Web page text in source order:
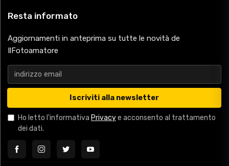
Resta informato
Aggiornamenti in anteprima su tutte le novità de
IlFotoamatore
Iscriviti alla newsletter
Ho letto l'informativa Privacye acconsento al trattamento
dei dati.